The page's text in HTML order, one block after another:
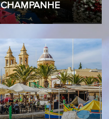
CHAMPANHE